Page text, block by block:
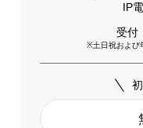
IP
受付
土日祝および